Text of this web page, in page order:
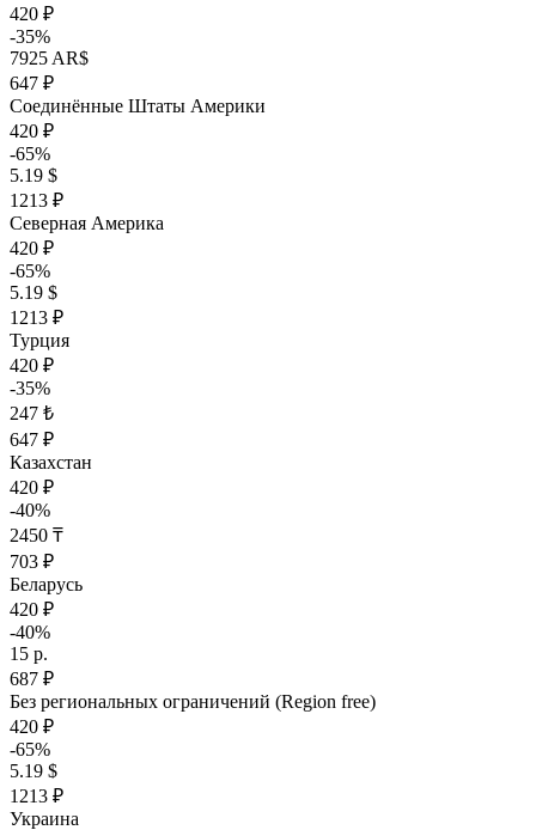
420 ₽
-35%
7925 AR$
647 ₽
Соединённые Штаты Америки
420 ₽
-65%
5.19 $
1213 ₽
Северная Америка
420 ₽
-65%
5.19 $
1213 ₽
Турция
420 ₽
-35%
247 ₺
647 ₽
Казахстан
420 ₽
-40%
2450 ₸
703 ₽
Беларусь
420 ₽
-40%
15 р.
687 ₽
Без региональных ограничений (Region free)
420 ₽
-65%
5.19 $
1213 ₽
Украина